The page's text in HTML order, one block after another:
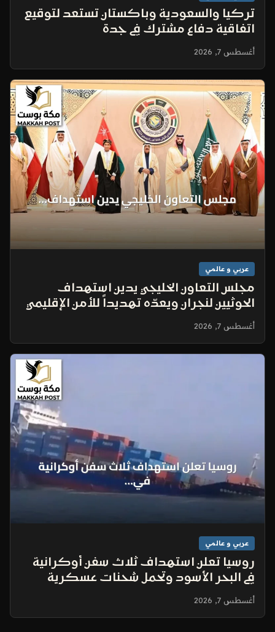
تركيا والسعودية وباكستان تستعد لتوقيع
اتفاقية دفاع مشترك في جدة
أغسطس 7, 2026
عربي و عالمي
مجلس التعاون الخليجي يدين استهداف
الحوثيين لنجران ويعدّه تهديداً للأمن الإقليمي
أغسطس 7, 2026
عربي و عالمي
روسيا تعلن استهداف ثلاث سفن أوكرانية
في البحر الأسود وتحمل شحنات عسكرية
أغسطس 7, 2026